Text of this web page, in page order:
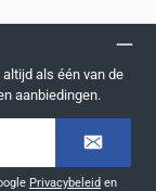
als één van de
aanbiedingen.
Privacybeleid en